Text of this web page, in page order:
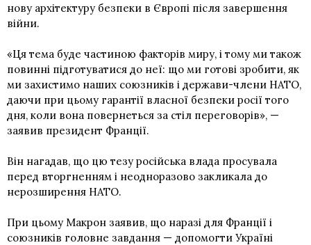
нову архітектуру безпеки в Європі після завершення
війни.
«Ця тема буде частиною факторів миру, і тому ми також
повинні підготуватися до неї: що ми готові зробити, як
ми захистимо наших союзників і держави-члени НАТО,
даючи при цьому гарантії власної безпеки росії того
дня, коли вона повернеться за стіл переговорів», —
заявив президент Франції.
Він нагадав, що цю тезу російська влада просувала
перед вторгненням і неодноразово закликала до
нерозширення НАТО.
При цьому Макрон заявив, що наразі для Франції і
союзників головне завдання — допомогти Україні